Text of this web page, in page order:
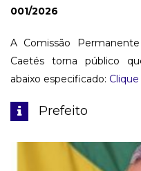
001/2026
A Comissão
Caetés torna público
abaixo especificado:
Prefeito